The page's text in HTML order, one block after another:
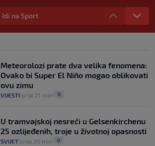
Provjerili smo "što ćemo onda" ako
Plenković na 15 dana ukine mjere: "Ne bi
se dogodilo ništa. Vlada se zaljubila u te
intervencije"
Analitičar o Mostu: Oni su u yin-yang
poziciji i imaju drugog najpoznatijeg
bravara u povijesti Hrvatske
Idi na Sport
Meteorolozi prate dva velika fenomena:
Ovako bi Super El Niño mogao oblikovati
ovu zimu
VIJESTI prije 21 min 0
U tramvajskoj nesreći u Gelsenkirchenu
25 ozlijeđenih, troje u životnoj opasnosti
SVIJET prije 30 min 0